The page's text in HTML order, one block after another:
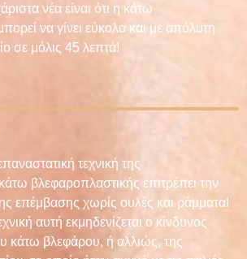
νέα είναι ότι η κάτω
να γίνει εύκολα και με απόλυτη
σε μόλις 45 λεπτά!
τεχνική της
βλεφαροπλαστικής επιτρέπει την
επέμβασης χωρίς ουλές και ράμματα!
αυτή εκμηδενίζεται ο κίνδυνος
βλεφάρου, ή αλλιώς, της